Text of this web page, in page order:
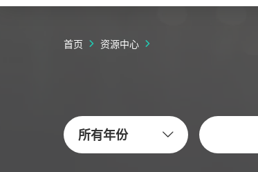
首页 资源中心
所有年份
关键字